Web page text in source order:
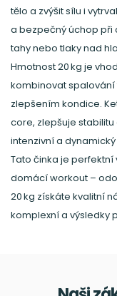
tělo a zvýšit sílu i
a bezpečný úchop při
tahy nebo tlaky nad
Hmotnost 20 kg je
kombinovat spalování
zlepšením kondice.
core, zlepšuje
intenzivní a
Tato činka je perfektní
domácí workout –
20 kg získáte kvalitní
komplexní a výsledky